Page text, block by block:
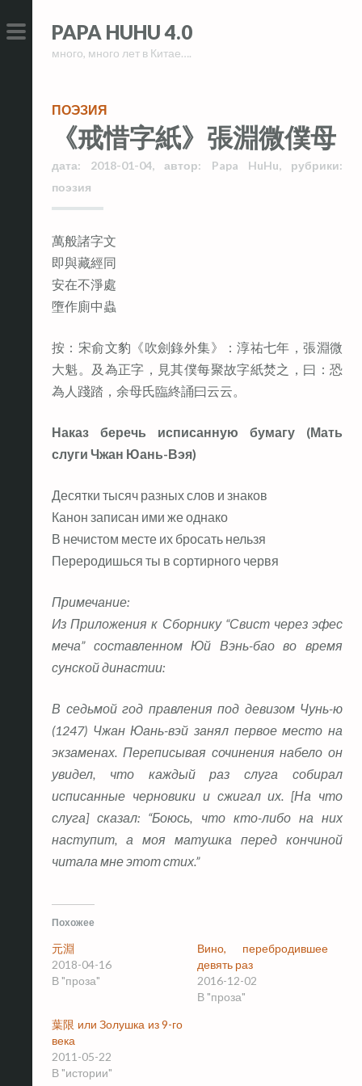
to
PRIMARY
to
PAPA HUHU 4.0
много, много лет в Китае….
ПОЭЗИЯ
《戒惜字紙》張淵微僕母
дата: 2018-01-04, автор: Papa HuHu,рубрики:
поэзия
萬般諸字文
即與藏經同
安在不淨處
墮作廁中蟲
按：宋俞文豹《吹劍錄外集》：淳祐七年，張淵微
大魁。及為正字，見其僕每聚故字紙焚之，曰：恐
為人踐踏，余母氏臨終誦曰云云。
Наказ беречь исписанную бумагу (Мать
слуги Чжан Юань-Вэя)
Десятки тысяч разных слов и знаков
Канон записан ими же однако
В нечистом месте их бросать нельзя
Переродишься ты в сортирного червя
Примечание:
Из Приложения к Сборнику “Свист через эфес
меча” составленном Юй Вэнь-бао во время
сунской династии:
В седьмой год правления под девизом Чунь-ю
(1247) Чжан Юань-вэй занял первое место на
экзаменах. Переписывая сочинения набело он
увидел, что каждый раз слуга собирал
исписанные черновики и сжигал их. [На что
слуга] сказал: “Боюсь, что кто-либо на них
наступит, а моя матушка перед кончиной
читала мне этот стих.”
Похожее
元淵
2018-04-16
В "проза"
Вино, перебродившее
девять раз
2016-12-02
В "проза"
葉限 или Золушка из 9-го
века
2011-05-22
В "истории"